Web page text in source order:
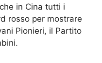
in Cina tutti i
rosso per mostrare
Pionieri, il Partito